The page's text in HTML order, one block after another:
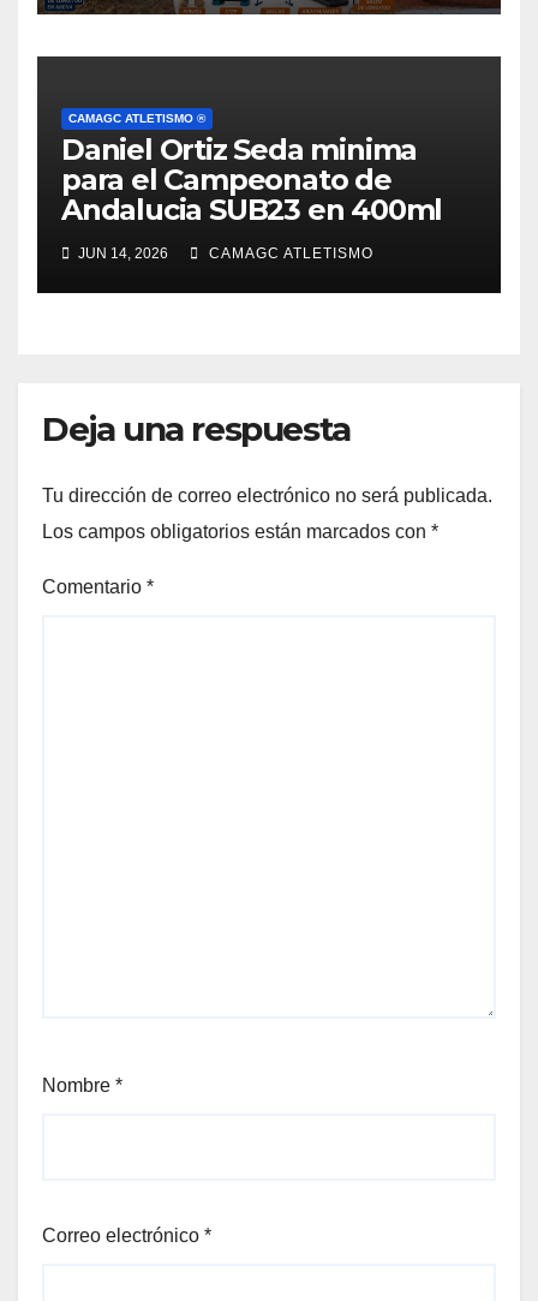
CAMAGC ATLETISMO ®
Daniel Ortiz Seda minima
para el Campeonato de
Andalucia SUB23 en 400ml
JUN 14, 2026 CAMAGC ATLETISMO
Deja una respuesta
Tu dirección de correo electrónico no será publicada.
Los campos obligatorios están marcados con *
Comentario *
Nombre *
Correo electrónico *